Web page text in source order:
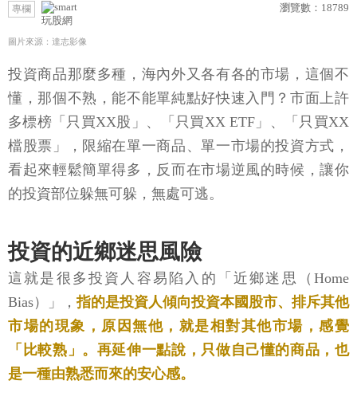
專欄
玩股網
瀏覽數： 18789
圖片來源：達志影像
投資商品那麼多種，海內外又各有各的市場，這個不
懂，那個不熟，能不能單純點好快速入門？市面上許
多標榜「只買XX股」、「只買XX ETF」、「只買XX
檔股票」，限縮在單一商品、單一市場的投資方式，
看起來輕鬆簡單得多，反而在市場逆風的時候，讓你
的投資部位躲無可躲，無處可逃。
投資的近鄉迷思風險
這就是很多投資人容易陷入的「近鄉迷思（Home
Bias）」，指的是投資人傾向投資本國股市、排斥其他
市場的現象，原因無他，就是相對其他市場，感覺
「比較熟」。再延伸一點說，只做自己懂的商品，也
是一種由熟悉而來的安心感。